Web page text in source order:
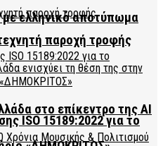
με ελληνικό αποτύπωμα
ISO 15189:2022 για το
παροχή τροφής
στο επίκεντρο της AI